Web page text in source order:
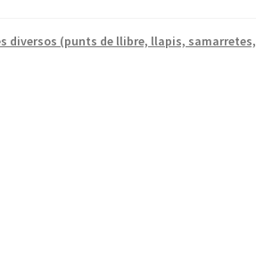
diversos (punts de llibre, llapis, samarretes,